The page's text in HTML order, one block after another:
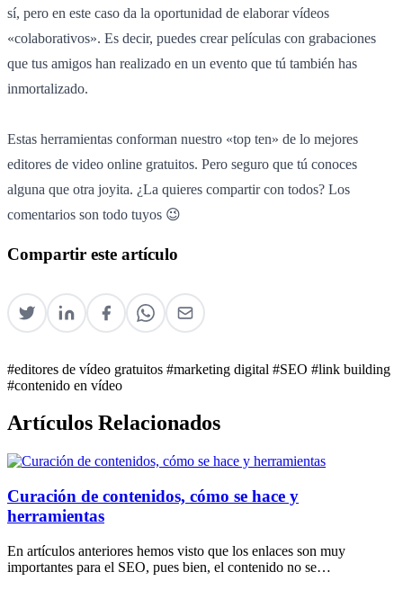
sí, pero en este caso da la oportunidad de elaborar vídeos
«colaborativos». Es decir, puedes crear películas con grabaciones
que tus amigos han realizado en un evento que tú también has
inmortalizado.
Estas herramientas conforman nuestro «top ten» de lo mejores
editores de video online gratuitos. Pero seguro que tú conoces
alguna que otra joyita. ¿La quieres compartir con todos? Los
comentarios son todo tuyos 😉
Compartir este artículo
#editores de vídeo gratuitos #marketing digital #SEO #link building
#contenido en vídeo
Artículos Relacionados
Curación de contenidos, cómo se hace y
herramientas
En artículos anteriores hemos visto que los enlaces son muy
importantes para el SEO, pues bien, el contenido no se…